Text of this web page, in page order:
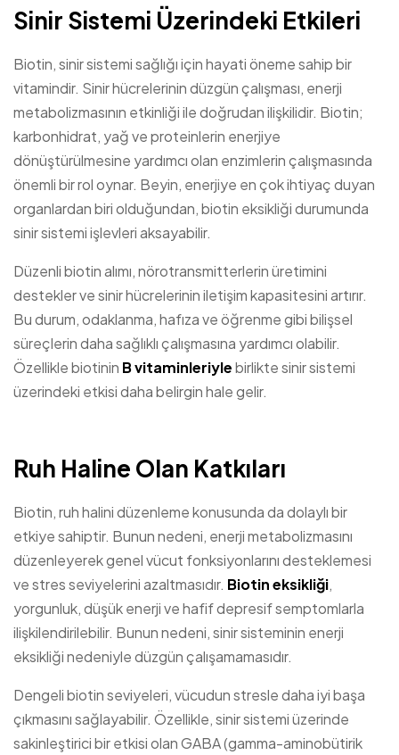
Sinir Sistemi Üzerindeki Etkileri
Biotin, sinir sistemi sağlığı için hayati öneme sahip bir
vitamindir. Sinir hücrelerinin düzgün çalışması, enerji
metabolizmasının etkinliği ile doğrudan ilişkilidir. Biotin;
karbonhidrat, yağ ve proteinlerin enerjiye
dönüştürülmesine yardımcı olan enzimlerin çalışmasında
önemli bir rol oynar. Beyin, enerjiye en çok ihtiyaç duyan
organlardan biri olduğundan, biotin eksikliği durumunda
sinir sistemi işlevleri aksayabilir.
Düzenli biotin alımı, nörotransmitterlerin üretimini
destekler ve sinir hücrelerinin iletişim kapasitesini artırır.
Bu durum, odaklanma, hafıza ve öğrenme gibi bilişsel
süreçlerin daha sağlıklı çalışmasına yardımcı olabilir.
Özellikle biotinin B vitaminleriylebirlikte sinir sistemi
üzerindeki etkisi daha belirgin hale gelir.
Ruh Haline Olan Katkıları
Biotin, ruh halini düzenleme konusunda da dolaylı bir
etkiye sahiptir. Bunun nedeni, enerji metabolizmasını
düzenleyerek genel vücut fonksiyonlarını desteklemesi
ve stres seviyelerini azaltmasıdır. Biotin eksikliği,
yorgunluk, düşük enerji ve hafif depresif semptomlarla
ilişkilendirilebilir. Bunun nedeni, sinir sisteminin enerji
eksikliği nedeniyle düzgün çalışamamasıdır.
Dengeli biotin seviyeleri, vücudun stresle daha iyi başa
çıkmasını sağlayabilir. Özellikle, sinir sistemi üzerinde
sakinleştirici bir etkisi olan GABA (gamma-aminobütirik